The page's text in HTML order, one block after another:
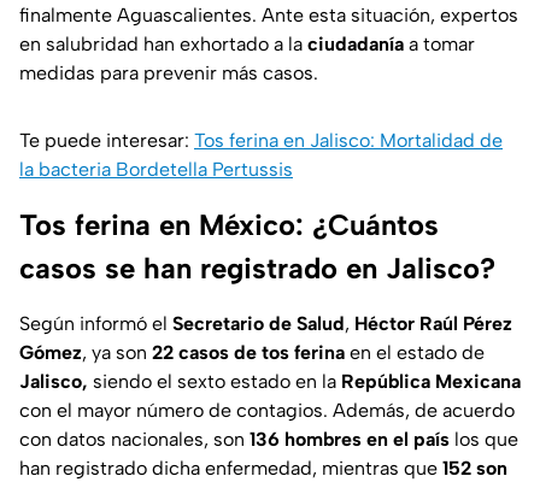
finalmente Aguascalientes. Ante esta situación, expertos
en salubridad han exhortado a la ciudadanía a tomar
medidas para prevenir más casos.
Te puede interesar: Tos ferina en Jalisco: Mortalidad de
la bacteria Bordetella Pertussis
Tos ferina en México: ¿Cuántos
casos se han registrado en Jalisco?
Según informó el Secretario de Salud, Héctor Raúl Pérez
Gómez, ya son 22 casos de tos ferina en el estado de
Jalisco, siendo el sexto estado en la República Mexicana
con el mayor número de contagios. Además, de acuerdo
con datos nacionales, son 136 hombres en el país los que
han registrado dicha enfermedad, mientras que 152 son